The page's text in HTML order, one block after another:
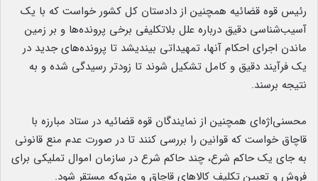
رئیس قوه قضائیه همچنین از دادستان کل کشور خواست که با یک
آسیب‌شناسی دقیق درباره علل بلاتکلیفی برخی پرونده‌ها و بر زمین
ماندن اجرای احکام آنها، تمهیداتی بیندیشد تا پرونده‌های جدید در
یک فرآیند دقیق و کامل تشکیل شوند تا زودتر رسیدگی شده و به
نتیجه برسند.
محسنی‌اژه‌ای همچنین از نمایندگان قوه قضائیه در ستاد مبارزه با
قاچاق خواست که قوانین را بررسی کنند تا در صورت عدم منع قانونی
به جای یک حاکم شرع، چند حاکم شرع در سازمان اموال تملیکی برای
فروش و تعیین تکلیف کالاهای قاچاق و متروکه مستقر شود.